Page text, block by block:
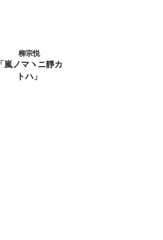
柳宗悦
「嵐ノマヽニ靜カ
トハ」